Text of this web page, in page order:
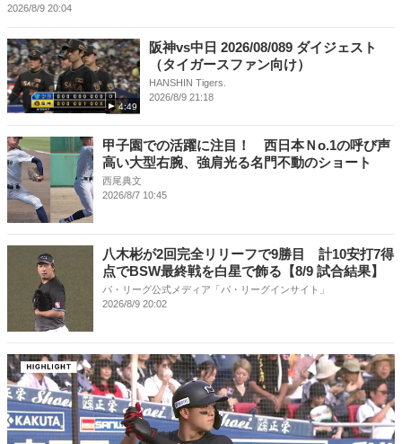
2026/8/9 20:04
4:49
阪神vs中日 2026/08/089 ダイジェスト
（タイガースファン向け）
HANSHIN Tigers.
2026/8/9 21:18
甲子園での活躍に注目！ 西日本Ｎo.1の呼び声
高い大型右腕、強肩光る名門不動のショート
西尾典文
2026/8/7 10:45
八木彬が2回完全リリーフで9勝目 計10安打7得
点でBSW最終戦を白星で飾る【8/9 試合結果】
パ・リーグ公式メディア「パ・リーグインサイト」
2026/8/9 20:02